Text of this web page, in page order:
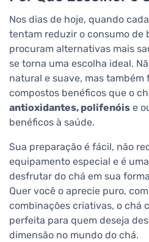
Nos dias de hoje, quando
tentam reduzir o consumo de
procuram alternativas mais
se torna uma escolha ideal.
natural e suave, mas também
compostos benéficos que o
antioxidantes, polifenóis e
benéficos à saúde.
Sua preparação é fácil, não
equipamento especial e é
desfrutar do chá em sua
Quer você o aprecie puro,
combinações criativas, o chá
perfeita para quem deseja
dimensão no mundo do chá.